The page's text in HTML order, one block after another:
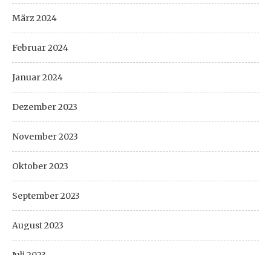
März 2024
Februar 2024
Januar 2024
Dezember 2023
November 2023
Oktober 2023
September 2023
August 2023